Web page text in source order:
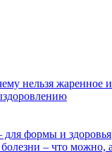
нельзя жаренное
для формы и здоровья
– что можно,